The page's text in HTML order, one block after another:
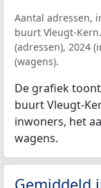
Aantal adressen,
buurt Vleugt-
(adressen), 2024
(wagens).
De grafiek toont
buurt Vleugt-
inwoners, het
wagens.